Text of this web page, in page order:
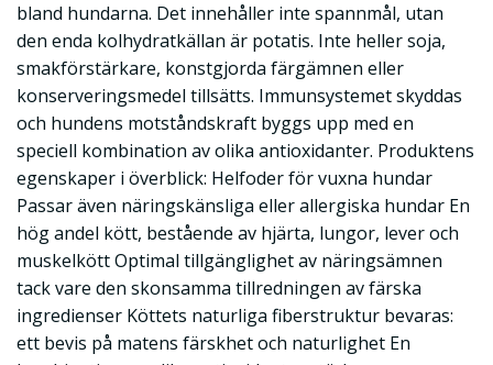
bland hundarna. Det innehåller inte spannmål, utan
den enda kolhydratkällan är potatis. Inte heller soja,
smakförstärkare, konstgjorda färgämnen eller
konserveringsmedel tillsätts. Immunsystemet skyddas
och hundens motståndskraft byggs upp med en
speciell kombination av olika antioxidanter. Produktens
egenskaper i överblick: Helfoder för vuxna hundar
Passar även näringskänsliga eller allergiska hundar En
hög andel kött, bestående av hjärta, lungor, lever och
muskelkött Optimal tillgänglighet av näringsämnen
tack vare den skonsamma tillredningen av färska
ingredienser Köttets naturliga fiberstruktur bevaras:
ett bevis på matens färskhet och naturlighet En